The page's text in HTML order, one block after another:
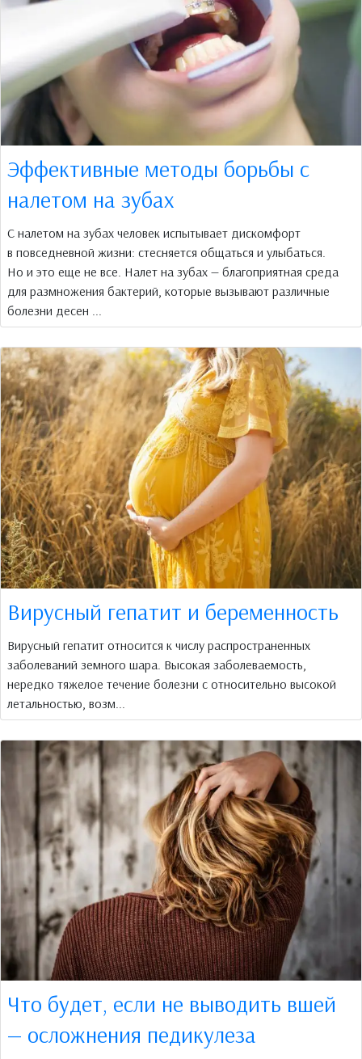
Эффективные методы борьбы с
налетом на зубах
С налетом на зубах человек испытывает дискомфорт
в повседневной жизни: стесняется общаться и улыбаться.
Но и это еще не все. Налет на зубах — благоприятная среда
для размножения бактерий, которые вызывают различные
болезни десен ...
Вирусный гепатит и беременность
Вирусный гепатит относится к числу распространенных
заболеваний земного шара. Высокая заболеваемость,
нередко тяжелое течение болезни с относительно высокой
летальностью, возм...
Что будет, если не выводить вшей
— осложнения педикулеза